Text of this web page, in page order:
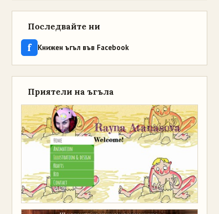
Последвайте ни
f Книжен ъгъл във Facebook
Приятели на ъгъла